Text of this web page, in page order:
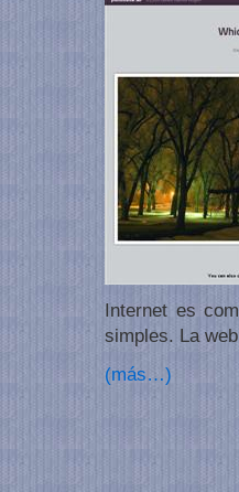
Internet es
simples. La
(más…)